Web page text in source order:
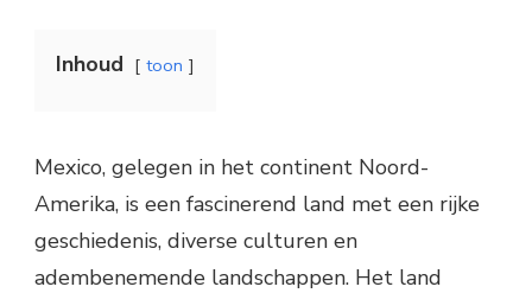
Inhoud toon
Mexico, gelegen in het continent Noord-
Amerika, is een fascinerend land met een rijke
geschiedenis, diverse culturen en
adembenemende landschappen. Het land